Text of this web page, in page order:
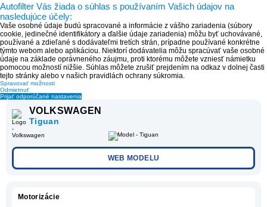
Autofilter Vás žiada o súhlas s používaním Vašich údajov na
nasledujúce účely:
Vaše osobné údaje budú spracované a informácie z vášho zariadenia (súbory
cookie, jedinečné identifikátory a ďalšie údaje zariadenia) môžu byť uchovávané,
používané a zdieľané s dodávateľmi tretích strán, prípadne používané konkrétne
týmto webom alebo aplikáciou. Niektorí dodávatelia môžu spracúvať vaše osobné
údaje na základe oprávneného záujmu, proti ktorému môžete vzniesť námietku
pomocou možností nižšie. Súhlas môžete zrušiť prejdením na odkaz v dolnej časti
tejto stránky alebo v našich pravidlách ochrany súkromia.
Spravovať možnosti
Odmietnuť
Prijať odporúčané nastavenia
VOLKSWAGEN
Tiguan
WEB MODELU
Motorizácie